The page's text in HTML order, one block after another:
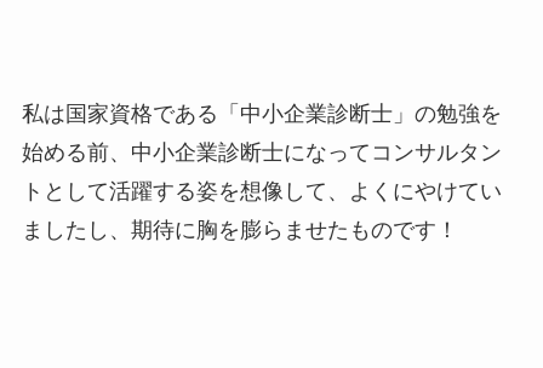
私は国家資格である「中小企業診断士」の勉強を
始める前、中小企業診断士になってコンサルタン
トとして活躍する姿を想像して、よくにやけてい
ましたし、期待に胸を膨らませたものです！